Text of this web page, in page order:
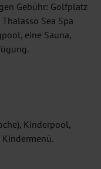
Gebühr: Golfplatz
Sea Spa
eine Sauna,
Kinderpool,
Kindermenü.